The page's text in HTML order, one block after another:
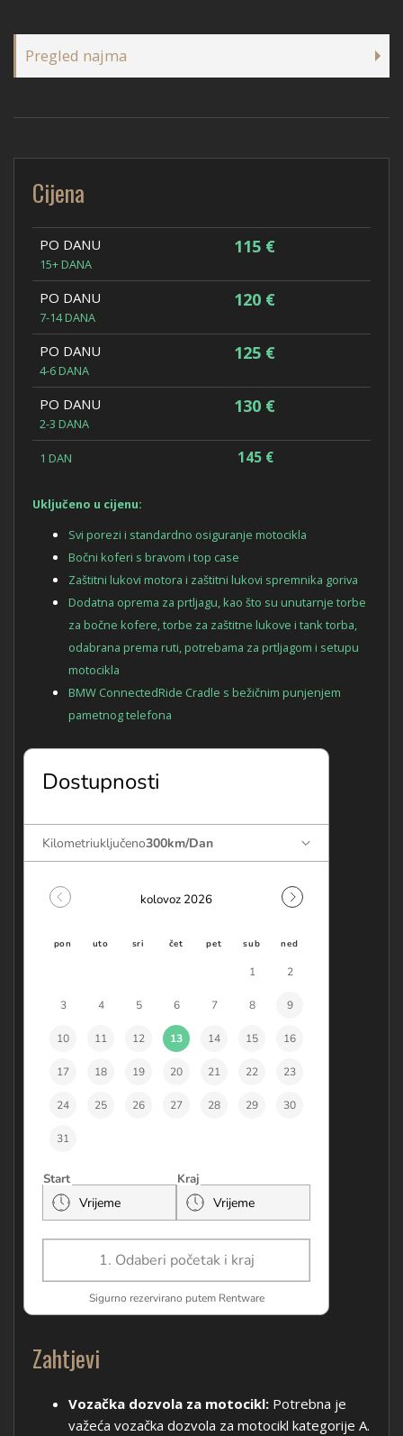
Pregled najma
Cijena
PO DANU
15+ DANA
115 €
PO DANU
7-14 DANA
120 €
PO DANU
4-6 DANA
125 €
PO DANU
2-3 DANA
130 €
1 DAN 145 €
Uključeno u cijenu:
Svi porezi i standardno osiguranje motocikla
Bočni koferi s bravom i top case
Zaštitni lukovi motora i zaštitni lukovi spremnika goriva
Dodatna oprema za prtljagu, kao što su unutarnje torbe
za bočne kofere, torbe za zaštitne lukove i tank torba,
odabrana prema ruti, potrebama za prtljagom i setupu
motocikla
BMW ConnectedRide Cradle s bežičnim punjenjem
pametnog telefona
Zahtjevi
Vozačka dozvola za motocikl: Potrebna je
važeća vozačka dozvola za motocikl kategorije A.